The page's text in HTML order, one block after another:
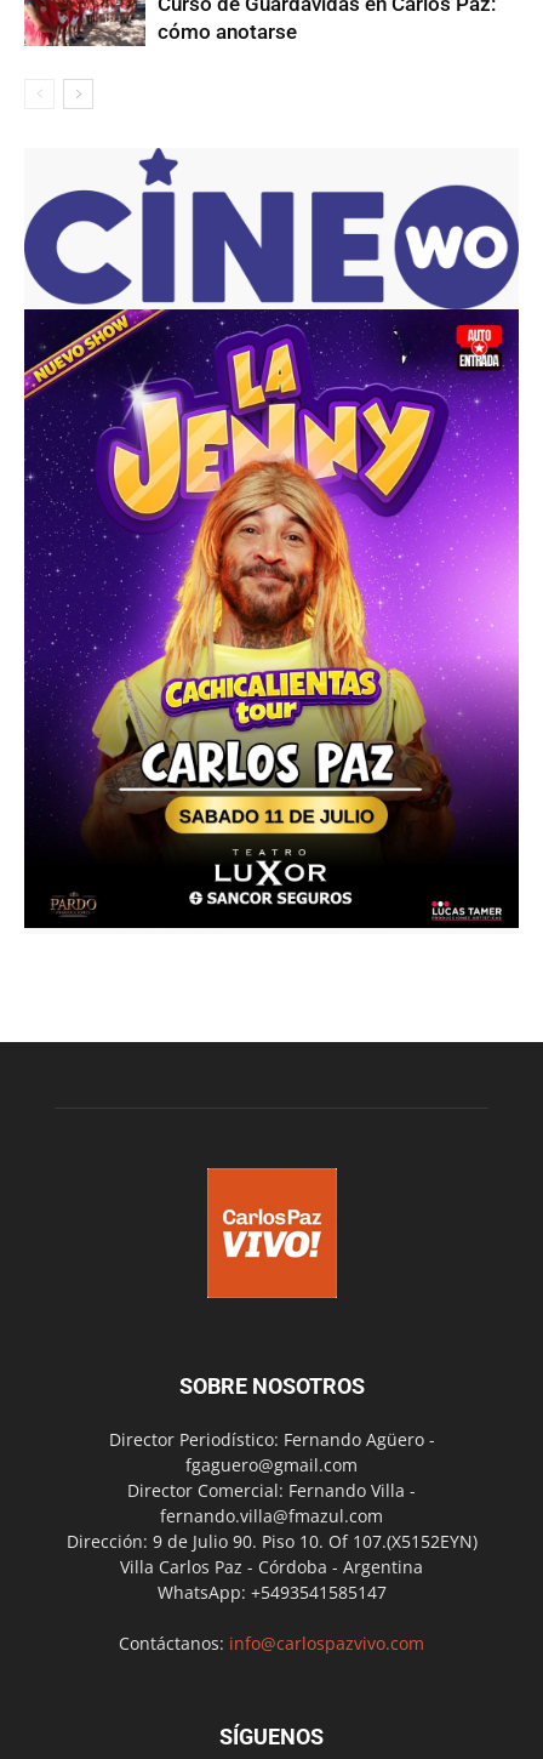
cómo anotarse
SOBRE NOSOTROS
Director Periodístico: Fernando Agüero -
fgaguero@gmail.com
Director Comercial: Fernando Villa -
fernando.villa@fmazul.com
Dirección: 9 de Julio 90. Piso 10. Of 107.(X5152EYN)
Villa Carlos Paz - Córdoba - Argentina
WhatsApp: +5493541585147
Contáctanos: info@carlospazvivo.com
SÍGUENOS